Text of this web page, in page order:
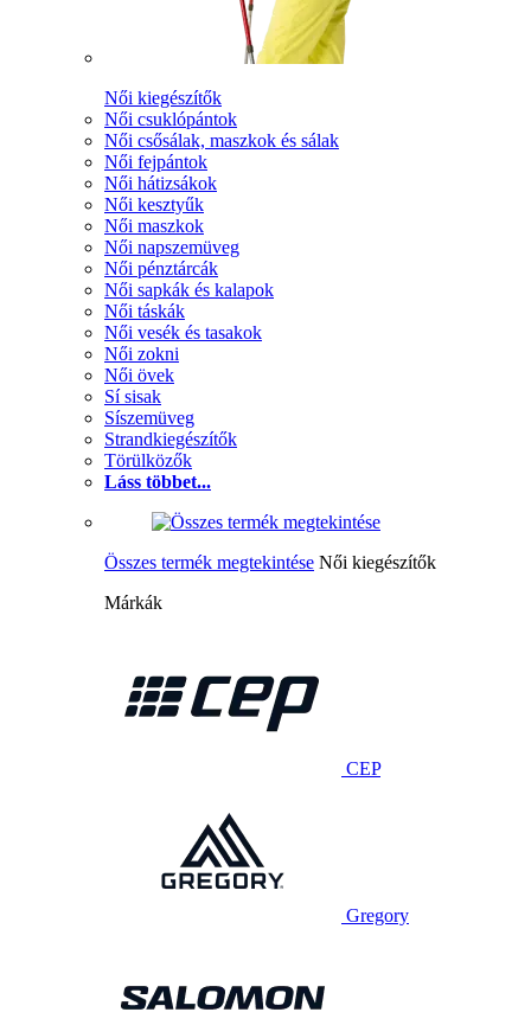
Női kiegészítők
Női csuklópántok
Női csősálak, maszkok és sálak
Női fejpántok
Női hátizsákok
Női kesztyűk
Női maszkok
Női napszemüveg
Női pénztárcák
Női sapkák és kalapok
Női táskák
Női vesék és tasakok
Női zokni
Női övek
Sí sisak
Síszemüveg
Strandkiegészítők
Törülközők
Láss többet...
Összes termék megtekintése Női kiegészítők
Márkák
CEP
Gregory